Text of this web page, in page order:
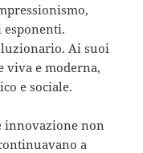
Ai suoi
viva e moderna,
e sociale.
innovazione non
a